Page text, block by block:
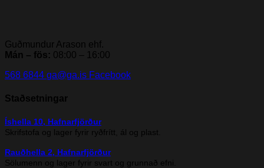
Guðmundur Arason ehf.
Mán – fös: 08:00 – 16:00
568 6844 ga@ga.is Facebook
Staðsetningar
Íshella 10, Hafnarfjörður
Skrifstofa og lager fyrir ryðfrítt, ál og plast.
Rauðhella 2, Hafnarfjörður
Sölumenn og lager fyrir svart og grunnað efni.